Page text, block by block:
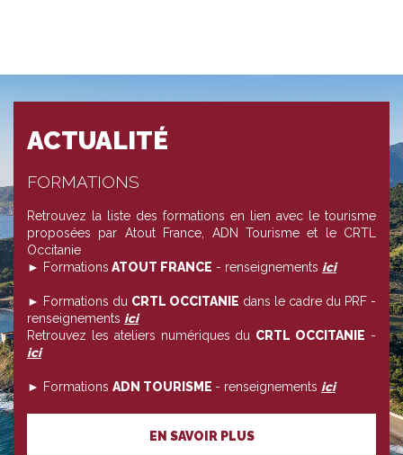
ACTUALITÉ
FORMATIONS
Retrouvez la liste des formations en lien avec le tourisme
proposées par Atout France, ADN Tourisme et le CRTL
Occitanie
► Formations ATOUT FRANCE - renseignements ici
► Formations du CRTL OCCITANIE dans le cadre du PRF -
renseignements ici
Retrouvez les ateliers numériques du CRTL OCCITANIE -
ici
► Formations ADN TOURISME - renseignements ici
EN SAVOIR PLUS